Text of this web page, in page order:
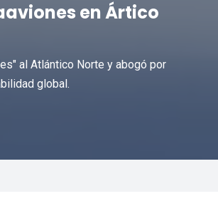
en Ártico
al Atlántico Norte y abogó por
global.